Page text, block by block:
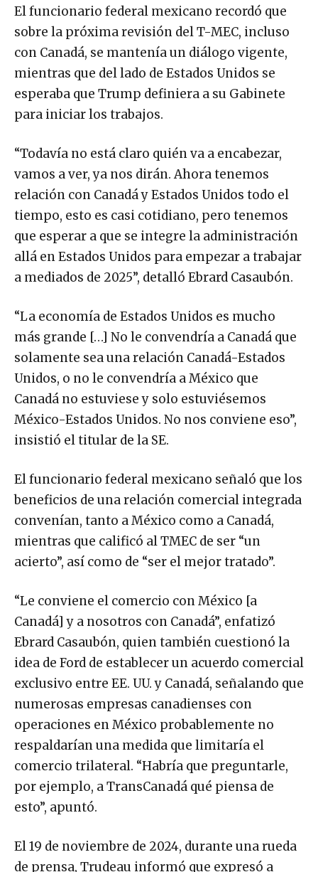
El funcionario federal mexicano recordó que
sobre la próxima revisión del T-MEC, incluso
con Canadá, se mantenía un diálogo vigente,
mientras que del lado de Estados Unidos se
esperaba que Trump definiera a su Gabinete
para iniciar los trabajos.
“Todavía no está claro quién va a encabezar,
vamos a ver, ya nos dirán. Ahora tenemos
relación con Canadá y Estados Unidos todo el
tiempo, esto es casi cotidiano, pero tenemos
que esperar a que se integre la administración
allá en Estados Unidos para empezar a trabajar
a mediados de 2025”, detalló Ebrard Casaubón.
“La economía de Estados Unidos es mucho
más grande […] No le convendría a Canadá que
solamente sea una relación Canadá-Estados
Unidos, o no le convendría a México que
Canadá no estuviese y solo estuviésemos
México-Estados Unidos. No nos conviene eso”,
insistió el titular de la SE.
El funcionario federal mexicano señaló que los
beneficios de una relación comercial integrada
convenían, tanto a México como a Canadá,
mientras que calificó al TMEC de ser “un
acierto”, así como de “ser el mejor tratado”.
“Le conviene el comercio con México [a
Canadá] y a nosotros con Canadá”, enfatizó
Ebrard Casaubón, quien también cuestionó la
idea de Ford de establecer un acuerdo comercial
exclusivo entre EE. UU. y Canadá, señalando que
numerosas empresas canadienses con
operaciones en México probablemente no
respaldarían una medida que limitaría el
comercio trilateral. “Habría que preguntarle,
por ejemplo, a TransCanadá qué piensa de
esto”, apuntó.
El 19 de noviembre de 2024, durante una rueda
de prensa, Trudeau informó que expresó a